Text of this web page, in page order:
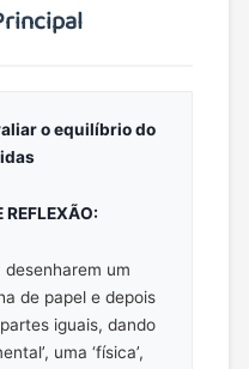
o equilíbrio do
REFLEXÃO:
um
de papel e depois
iguais, dando
uma ‘física’,